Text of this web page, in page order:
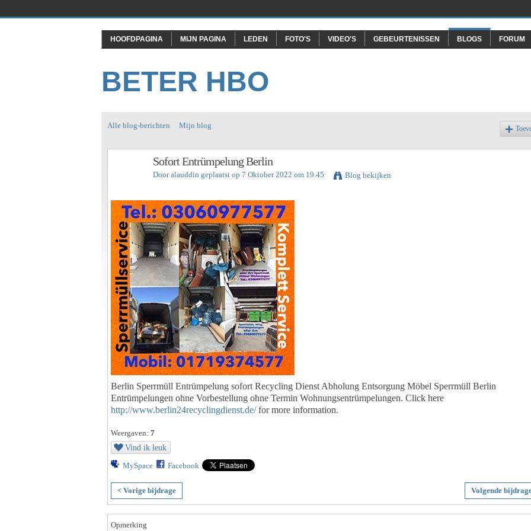
HOOFDPAGINA MIJN PAGINA LEDEN FOTO'S VIDEO'S GEBEURTENISSEN BLOGS FORUM
BETER HBO
Alle blog-berichten Mijn blog
Sofort Entrümpelung Berlin
Dooralauddin geplaatst op 7 Oktober 2022 om 19.45 Blog bekijken
Berlin Sperrmüll Entrümpelung sofort Recycling Dienst Abholung Entsorgung Möbel Sperrmüll Berlin
Entrümpelungen ohne Vorbestellung ohne Termin Wohnungsentrümpelungen. Click here
http://www.berlin24recyclingdienst.de/for more information.
Weergaven: 7
Vind ik leuk
MySpace Facebook
< Vorige bijdrage Volgende
Opmerking